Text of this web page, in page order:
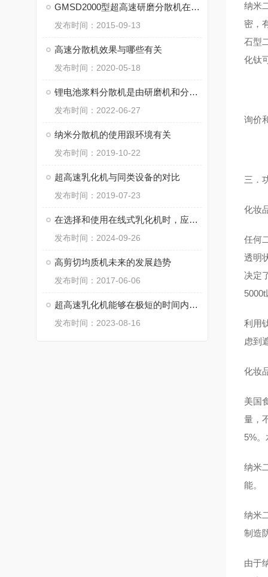
GMSD2000型超高速研磨分散机在石墨烯改性润滑油中的应用
发布时间：2015-09-13
高速分散机效果与哪些有关
发布时间：2020-05-18
锂电池浆料分散机是由研磨机和分散机的组合而成的一体化设备
发布时间：2022-06-27
纳米分散机的使用跟环境有关
发布时间：2019-10-22
超高速乳化机与同类设备的对比
发布时间：2019-07-23
在选择和使用在线式乳化机时，应注意以下几个方面
发布时间：2024-09-26
高剪切均质机未来的发展趋势
发布时间：2017-06-06
超高速乳化机能够在极短的时间内将液体介质细化到微米级别
发布时间：2023-08-16
纳米
密，
石型
化钛
询价
三．
化妆
任何
透明
决定
利用
虑到
化妆
美国
量，
5%
纳米
能。
纳米
制造
由于